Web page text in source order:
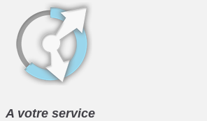
A votre service